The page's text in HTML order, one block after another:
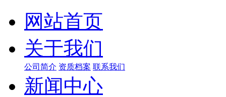
网站首页
关于我们
公司简介 资质档案 联系我们
新闻中心